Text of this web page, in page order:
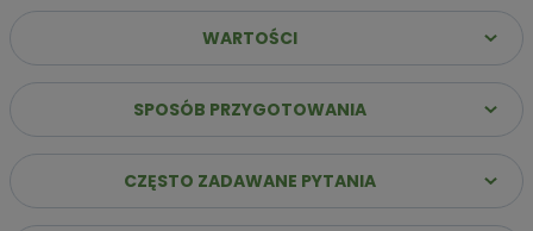
Dlaczego warto wybrać Yerbador Premium?
✔️
Najwyższa jakość suszu – Same liście (sin palo)
poddane starannemu procesowi leżakowania, co
WARTOŚCI
SPOSÓB PRZYGOTOWANIA
CZĘSTO ZADAWANE PYTANIA